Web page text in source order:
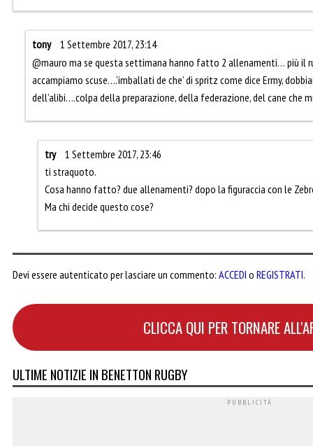
tony
1 Settembre 2017, 23:14
@mauro ma se questa settimana hanno fatto 2 allenamenti… più il
accampiamo scuse….’imballati de che’ di spritz come dice Ermy,
dell’alibi….colpa della preparazione, della federazione, del cane che
try
1 Settembre 2017, 23:46
ti straquoto.
Cosa hanno fatto? due allenamenti? dopo la figuraccia con le
Ma chi decide questo cose?
Devi essere autenticato per lasciare un commento: ACCEDI o REGISTRATI.
CLICCA QUI PER TORNARE
ULTIME NOTIZIE IN BENETTON RUGBY